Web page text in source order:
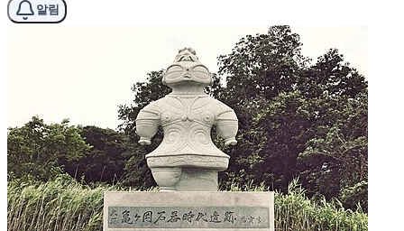
알림